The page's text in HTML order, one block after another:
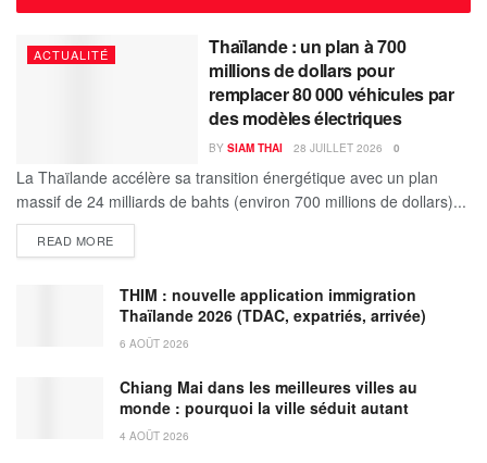
ACTUALITÉ
Thaïlande : un plan à 700
millions de dollars pour
remplacer 80 000 véhicules par
des modèles électriques
BY SIAM THAI 28 JUILLET 2026 0
La Thaïlande accélère sa transition énergétique avec un plan
massif de 24 milliards de bahts (environ 700 millions de dollars)...
READ MOREDETAILS
THIM : nouvelle application immigration
Thaïlande 2026 (TDAC, expatriés, arrivée)
6 AOÛT 2026
Chiang Mai dans les meilleures villes au
monde : pourquoi la ville séduit autant
4 AOÛT 2026